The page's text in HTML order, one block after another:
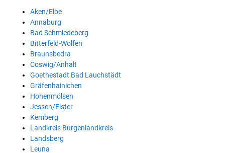
Aken/Elbe
Annaburg
Bad Schmiedeberg
Bitterfeld-Wolfen
Braunsbedra
Coswig/Anhalt
Goethestadt Bad Lauchstädt
Gräfenhainichen
Hohenmölsen
Jessen/Elster
Kemberg
Landkreis Burgenlandkreis
Landsberg
Leuna